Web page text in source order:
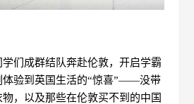
们成群结队奔赴伦敦，开启学霸
体验到英国生活的“惊喜”——没带
，以及那些在伦敦买不到的中国